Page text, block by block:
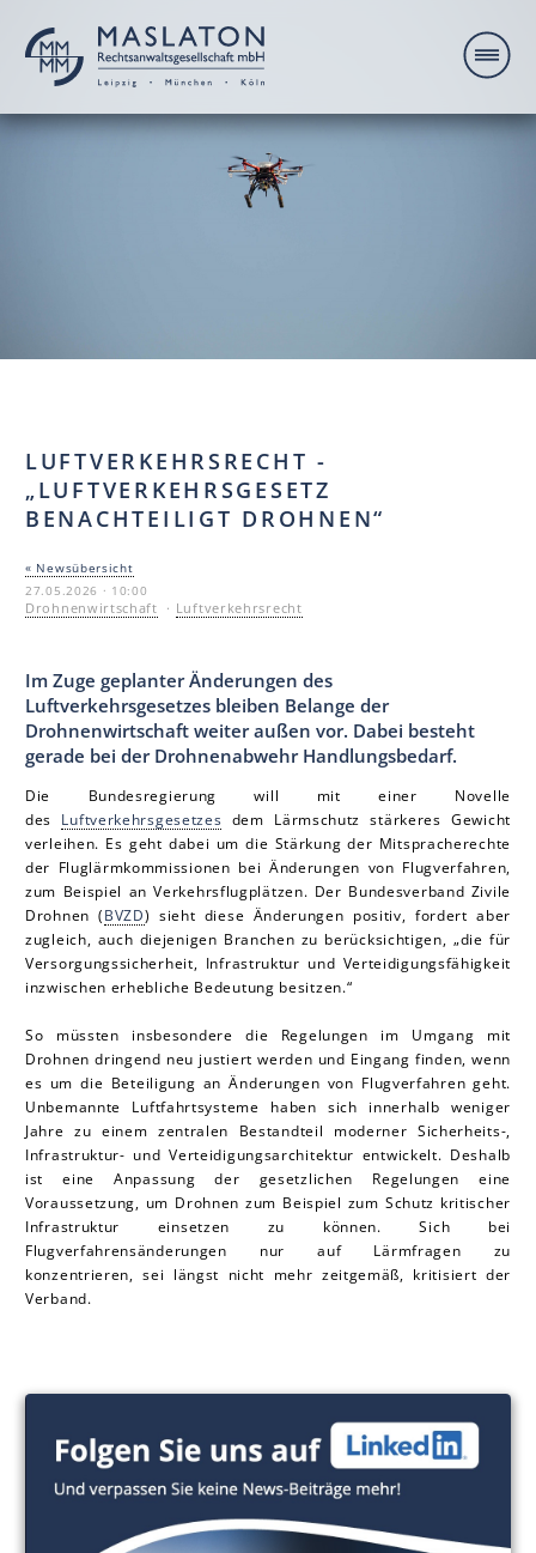
LUFTVERKEHRSRECHT -
„LUFTVERKEHRSGESETZ
BENACHTEILIGT DROHNEN“
« Newsübersicht
27.05.2026 · 10:00
Drohnenwirtschaft · Luftverkehrsrecht
Im Zuge geplanter Änderungen des
Luftverkehrsgesetzes bleiben Belange der
Drohnenwirtschaft weiter außen vor. Dabei besteht
gerade bei der Drohnenabwehr Handlungsbedarf.
Die Bundesregierung will mit einer Novelle
des Luftverkehrsgesetzes dem Lärmschutz stärkeres Gewicht
verleihen. Es geht dabei um die Stärkung der Mitspracherechte
der Fluglärmkommissionen bei Änderungen von Flugverfahren,
zum Beispiel an Verkehrsflugplätzen. Der Bundesverband Zivile
Drohnen (BVZD) sieht diese Änderungen positiv, fordert aber
zugleich, auch diejenigen Branchen zu berücksichtigen, „die für
Versorgungssicherheit, Infrastruktur und Verteidigungsfähigkeit
inzwischen erhebliche Bedeutung besitzen.“
So müssten insbesondere die Regelungen im Umgang mit
Drohnen dringend neu justiert werden und Eingang finden, wenn
es um die Beteiligung an Änderungen von Flugverfahren geht.
Unbemannte Luftfahrtsysteme haben sich innerhalb weniger
Jahre zu einem zentralen Bestandteil moderner Sicherheits-,
Infrastruktur- und Verteidigungsarchitektur entwickelt. Deshalb
ist eine Anpassung der gesetzlichen Regelungen eine
Voraussetzung, um Drohnen zum Beispiel zum Schutz kritischer
Infrastruktur einsetzen zu können. Sich bei
Flugverfahrensänderungen nur auf Lärmfragen zu
konzentrieren, sei längst nicht mehr zeitgemäß, kritisiert der
Verband.